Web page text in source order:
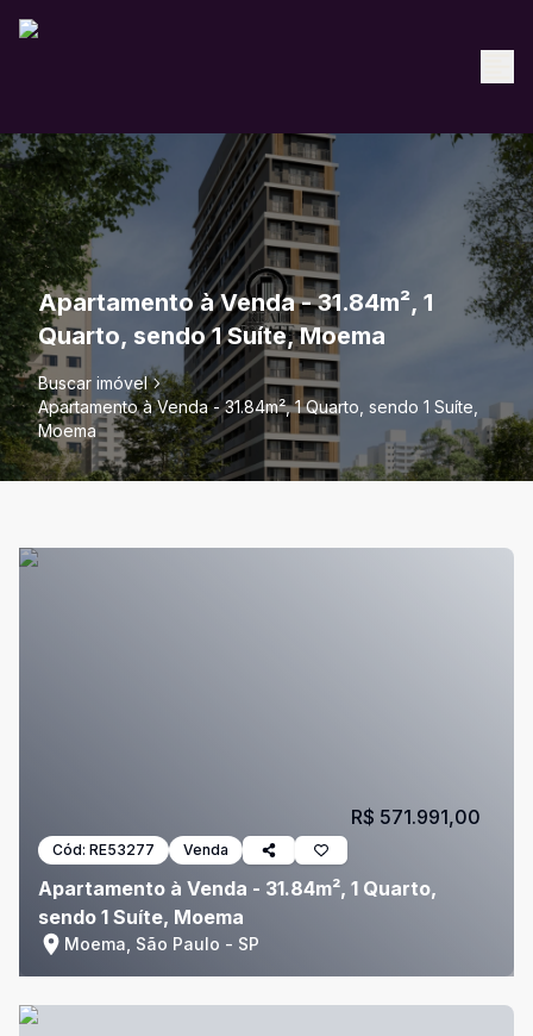
Apartamento à Venda - 31.84m², 1
Quarto, sendo 1 Suíte, Moema
Buscar imóvel
Apartamento à Venda - 31.84m², 1 Quarto, sendo 1 Suíte,
Moema
Cód: RE53277 Venda
Apartamento à Venda - 31.84m², 1 Quarto,
sendo 1 Suíte, Moema
Moema, São Paulo - SP
R$ 571.991,00